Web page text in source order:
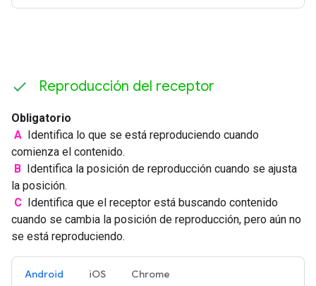
Reproducción del receptor
Obligatorio
A Identifica lo que se está reproduciendo cuando
comienza el contenido.
B Identifica la posición de reproducción cuando se ajusta
la posición.
C Identifica que el receptor está buscando contenido
cuando se cambia la posición de reproducción, pero aún no
se está reproduciendo.
Android iOS Chrome